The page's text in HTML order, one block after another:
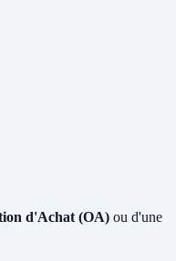
d'Achat (OA) ou d'une